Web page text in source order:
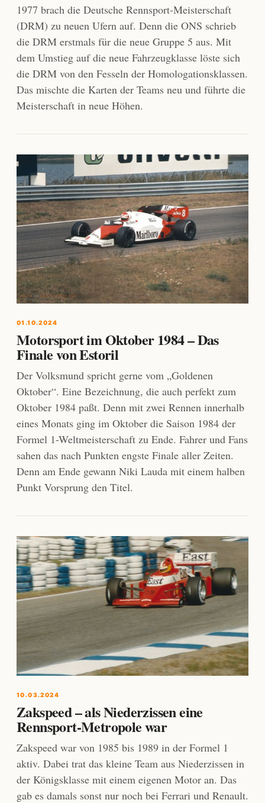
1977 brach die Deutsche Rennsport-Meisterschaft
(DRM) zu neuen Ufern auf. Denn die ONS schrieb
die DRM erstmals für die neue Gruppe 5 aus. Mit
dem Umstieg auf die neue Fahrzeugklasse löste sich
die DRM von den Fesseln der Homologationsklassen.
Das mischte die Karten der Teams neu und führte die
Meisterschaft in neue Höhen.
01.10.2024
Motorsport im Oktober 1984 – Das
Finale von Estoril
Der Volksmund spricht gerne vom „Goldenen
Oktober“. Eine Bezeichnung, die auch perfekt zum
Oktober 1984 paßt. Denn mit zwei Rennen innerhalb
eines Monats ging im Oktober die Saison 1984 der
Formel 1-Weltmeisterschaft zu Ende. Fahrer und Fans
sahen das nach Punkten engste Finale aller Zeiten.
Denn am Ende gewann Niki Lauda mit einem halben
Punkt Vorsprung den Titel.
10.03.2024
Zakspeed – als Niederzissen eine
Rennsport-Metropole war
Zakspeed war von 1985 bis 1989 in der Formel 1
aktiv. Dabei trat das kleine Team aus Niederzissen in
der Königsklasse mit einem eigenen Motor an. Das
gab es damals sonst nur noch bei Ferrari und Renault.